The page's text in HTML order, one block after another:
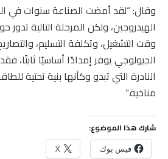
وقال: “لقد أمضت الصناعة سنوات في
الهيدروجين، ولكن المرحلة التالية
وقت التشغيل، وتكلفة التسليم،
الجيولوجي يوفر إمدادًا أساسيًا ثابتًا،
النادرة التي تبدو وكأنها بنية تحتية
مناخية.”
شارك هذا الموضوع:
فيس بوك X